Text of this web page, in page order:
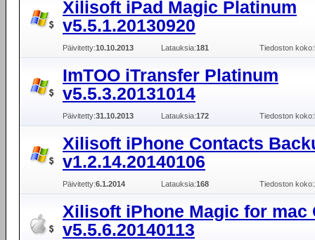
Xilisoft iPad Magic Platinum
v5.5.1.20130920
Päivitetty:10.10.2013 Latauksia:181 Tiedoston koko:
ImTOO iTransfer Platinum
v5.5.3.20131014
Päivitetty:31.10.2013 Latauksia:172 Tiedoston koko:
Xilisoft iPhone Contacts
v1.2.14.20140106
Päivitetty:6.1.2014 Latauksia:168 Tiedoston koko:
Xilisoft iPhone Magic for mac
v5.5.6.20140113